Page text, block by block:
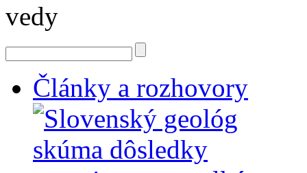
Články a rozhovory